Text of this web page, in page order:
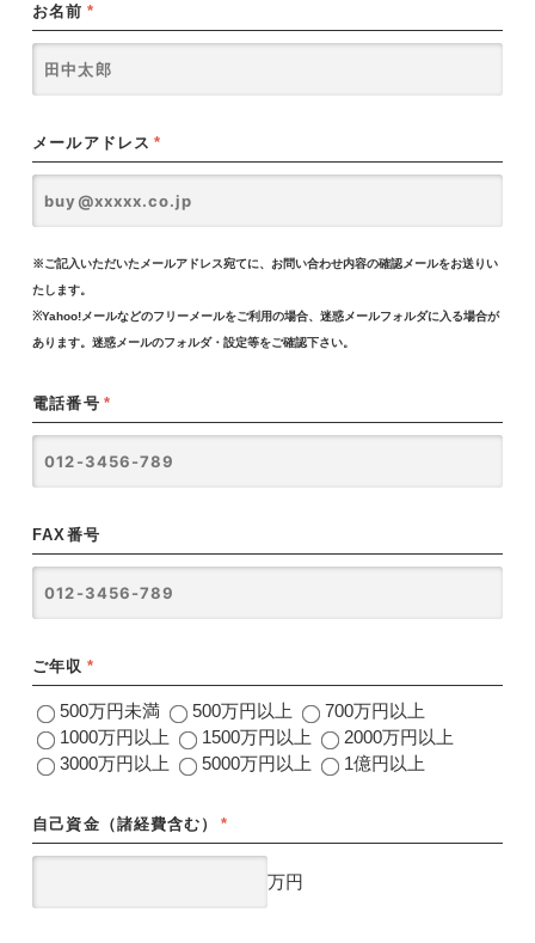
お名前 *
メールアドレス *
※ご記入いただいたメールアドレス宛てに、お問い合わせ内容の確認メールをお送りい
たします。
※Yahoo!メールなどのフリーメールをご利用の場合、迷惑メールフォルダに入る場合が
あります。迷惑メールのフォルダ・設定等をご確認下さい。
電話番号 *
FAX番号
ご年収 *
500万円未満 500万円以上
700万円以上
1000万円以上
1500万円以上
2000万円以上
3000万円以上
5000万円以上 1億円以上
自己資金（諸経費含む） *
万円